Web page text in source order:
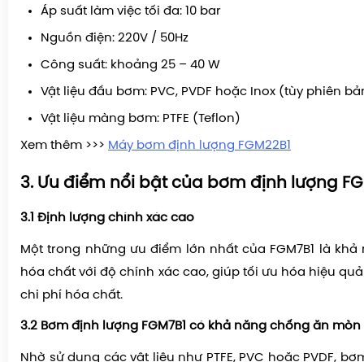
Áp suất làm việc tối đa: 10 bar
Nguồn điện: 220V / 50Hz
Công suất: khoảng 25 – 40 W
Vật liệu đầu bơm: PVC, PVDF hoặc Inox (tùy phiên
Vật liệu màng bơm: PTFE (Teflon)
Xem thêm >>> Máy bơm định lượng FGM22B1
3. Ưu điểm nổi bật của bơm định lượng
3.1 Định lượng chính xác cao
Một trong những ưu điểm lớn nhất của FGM7B1
là khả
hóa chất với độ chính xác cao, giúp tối ưu hóa hiệu
chi phí hóa chất.
3.2 Bơm định lượng FGM7B1 có khả năng chống ăn mòn
Nhờ sử dụng các vật liệu như PTFE, PVC hoặc PVDF,